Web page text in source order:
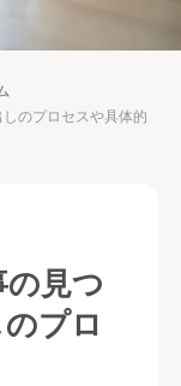
のプロセスや具体的
見つ
プロ